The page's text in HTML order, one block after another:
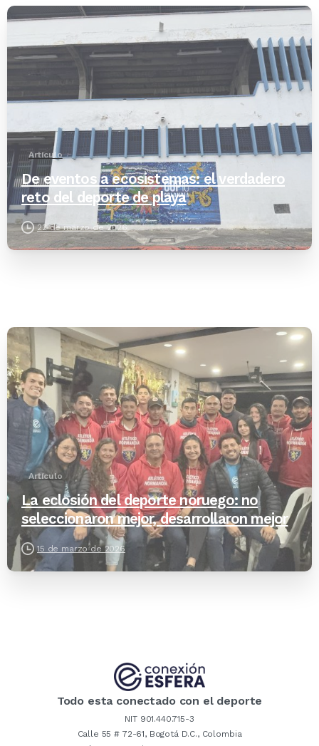
Artículo
De eventos a ecosistemas: el verdadero
reto del deporte de playa
22 de marzo de 2026
Artículo
La eclosión del deporte noruego: no
seleccionaron mejor, desarrollaron mejor
15 de marzo de 2026
Todo esta conectado con el deporte
NIT 901.440.715-3
Calle 55 # 72-61, Bogotá D.C., Colombia